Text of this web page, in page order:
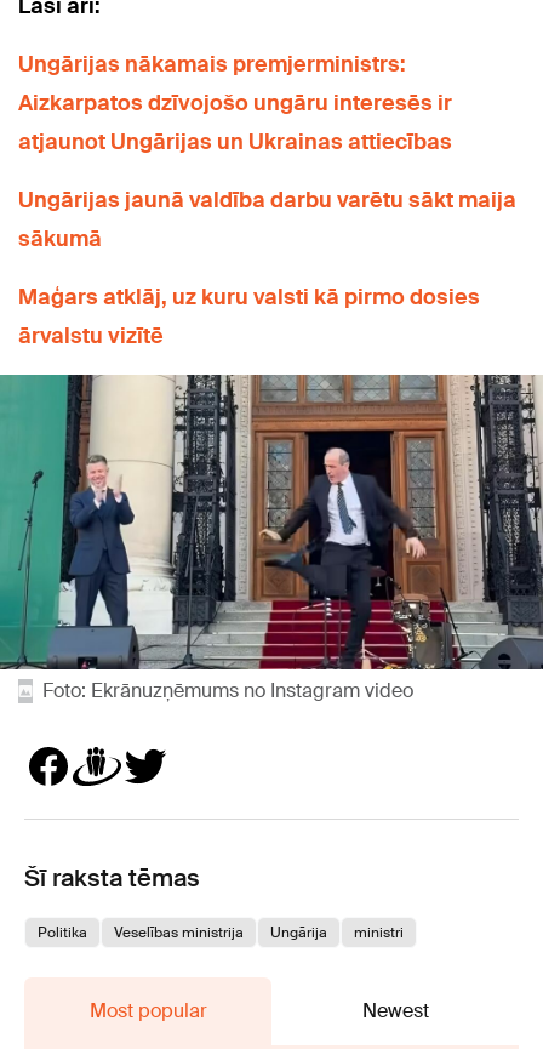
Lasi arī:
Ungārijas nākamais premjerministrs:
Aizkarpatos dzīvojošo ungāru interesēs ir
atjaunot Ungārijas un Ukrainas attiecības
Ungārijas jaunā valdība darbu varētu sākt maija
sākumā
Maģars atklāj, uz kuru valsti kā pirmo dosies
ārvalstu vizītē
Foto: Ekrānuzņēmums no Instagram video
Šī raksta tēmas
Politika Veselības ministrija Ungārija ministri
Most popular Newest